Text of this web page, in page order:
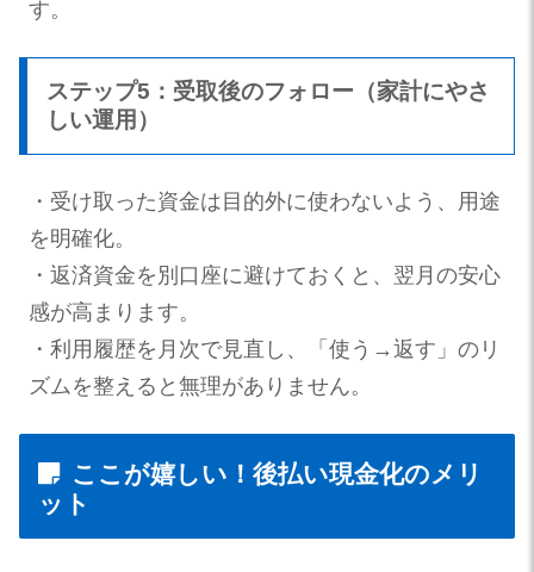
す。
ステップ5：受取後のフォロー（家計にやさ
しい運用）
・受け取った資金は目的外に使わないよう、用途
を明確化。
・返済資金を別口座に避けておくと、翌月の安心
感が高まります。
・利用履歴を月次で見直し、「使う→返す」のリ
ズムを整えると無理がありません。
ここが嬉しい！後払い現金化のメリ
ット